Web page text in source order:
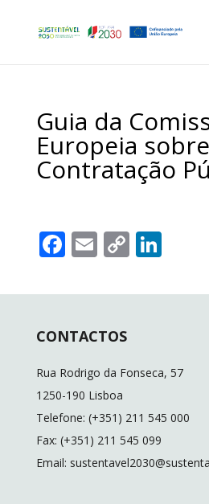
Guia da
Europeia sobre
Contratação
F
e
o
o
k
E
ai
C
p
n
Li
k
n
CONTACTOS
Rua Rodrigo da Fonseca, 57
1250-190 Lisboa
Telefone: (+351) 211 545 000
Fax: (+351) 211 545 099
Email: